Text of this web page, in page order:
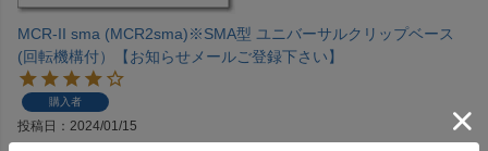
MCR-II sma (MCR2sma)※SMA型 ユニバーサルクリップベース
(回転機構付）【お知らせメールご登録下さい】
購入者
投稿日 2024/01/15